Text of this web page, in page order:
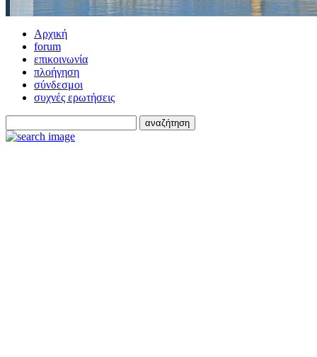
Αρχική
forum
επικοινωνία
πλοήγηση
σύνδεσμοι
συχνές ερωτήσεις